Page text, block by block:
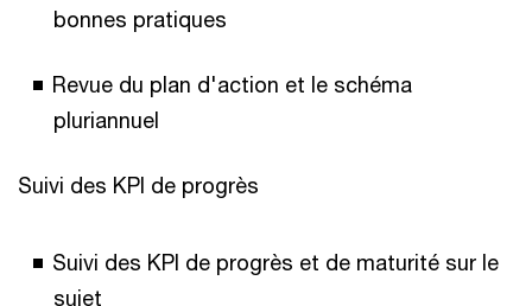
bonnes pratiques
Revue du plan d'action et le schéma
pluriannuel
Suivi des KPI de progrès
Suivi des KPI de progrès et de maturité sur le
sujet